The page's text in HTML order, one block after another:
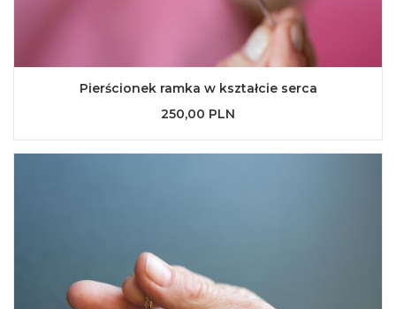
Pierścionek ramka w kształcie serca
250,00 PLN